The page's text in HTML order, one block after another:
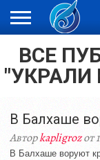
ЖАҢАЛЫҚТАР
НОВОСТИ
ВИДЕО
ОРКЕН
LIVETV
ВСЕ
В Балхаше
Авторkapligrozот
В Балхаше воруют